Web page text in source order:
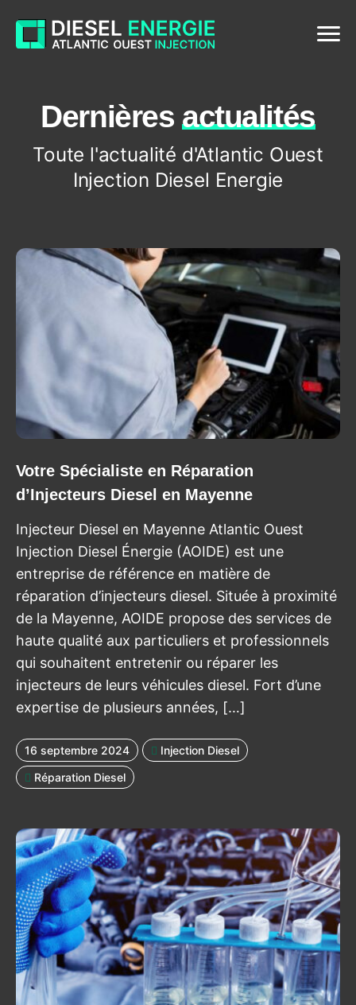
Dernières actualités
Dernières actualités
Toute l'actualité d'Atlantic Ouest
Injection Diesel Energie
Votre Spécialiste en Réparation
d’Injecteurs Diesel en Mayenne
Injecteur Diesel en Mayenne Atlantic Ouest
Injection Diesel Énergie (AOIDE) est une
entreprise de référence en matière de
réparation d’injecteurs diesel. Située à proximité
de la Mayenne, AOIDE propose des services de
haute qualité aux particuliers et professionnels
qui souhaitent entretenir ou réparer les
injecteurs de leurs véhicules diesel. Fort d’une
expertise de plusieurs années, […]
16 septembre 2024
Injection Diesel
Réparation Diesel